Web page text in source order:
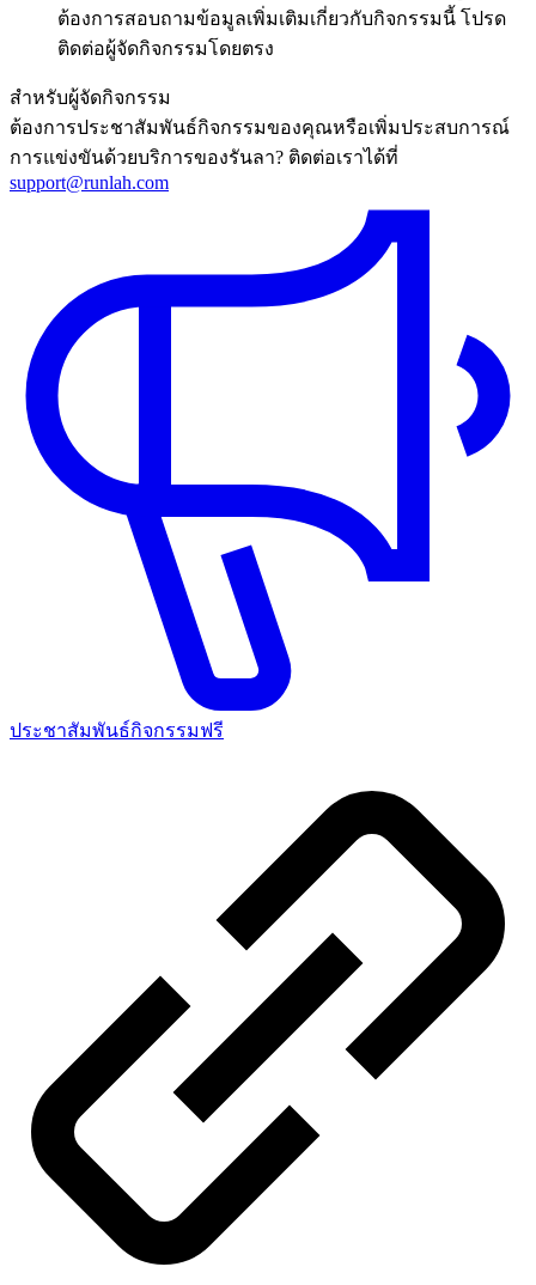
ต้องการสอบถามข้อมูลเพิ่มเติมเกี่ยวกับกิจกรรมนี้ โปรด
ติดต่อผู้จัดกิจกรรมโดยตรง
สำหรับผู้จัดกิจกรรม
ต้องการประชาสัมพันธ์กิจกรรมของคุณหรือเพิ่มประสบการณ์
การแข่งขันด้วยบริการของรันลา? ติดต่อเราได้ที่
support@runlah.com
ประชาสัมพันธ์กิจกรรมฟรี